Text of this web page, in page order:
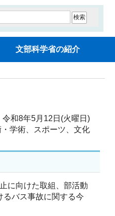
文部科学省の紹介
令和8年5月12日(火曜日)
学術、スポーツ、文化
に向けた取組、部活動
バス事故に関する今